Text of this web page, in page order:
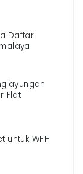
Daftar
Flat
untuk WFH